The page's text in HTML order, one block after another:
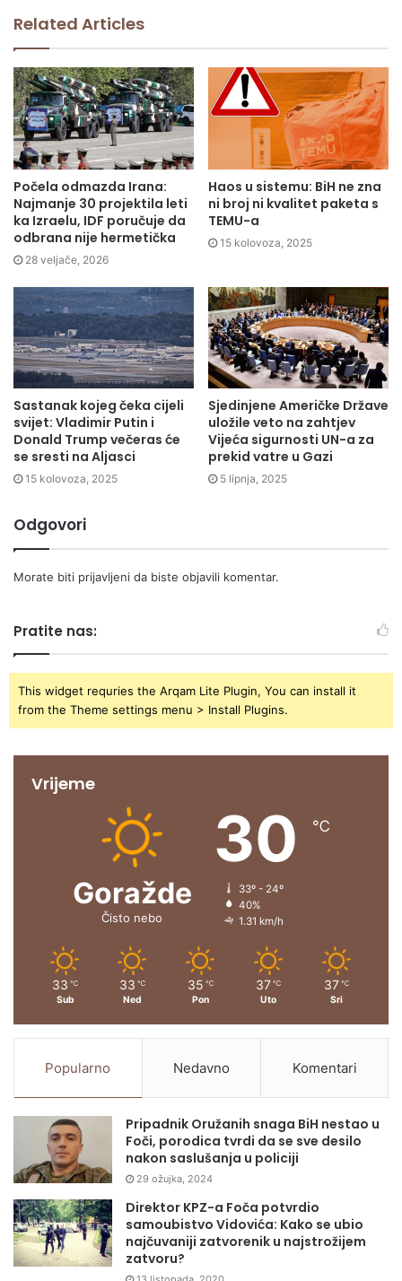
Related Articles
Počela odmazda Irana:
Najmanje 30 projektila leti
ka Izraelu, IDF poručuje da
odbrana nije hermetička
28 veljače, 2026
Haos u sistemu: BiH ne zna
ni broj ni kvalitet paketa s
TEMU-a
15 kolovoza, 2025
Sastanak kojeg čeka cijeli
svijet: Vladimir Putin i
Donald Trump večeras će
se sresti na Aljasci
15 kolovoza, 2025
Sjedinjene Američke Države
uložile veto na zahtjev
Vijeća sigurnosti UN-a za
prekid vatre u Gazi
5 lipnja, 2025
Odgovori
Morate biti prijavljeni da biste objavili komentar.
Pratite nas:
This widget requries the Arqam Lite Plugin, You can install it
from the Theme settings menu > Install Plugins.
Vrijeme
Goražde
Čisto nebo
30 ℃
33º - 24º
40%
1.31 km/h
33 ℃
Sub
33 ℃
Ned
35 ℃
Pon
37 ℃
Uto
37 ℃
Sri
Popularno Nedavno Komentari
Pripadnik Oružanih snaga BiH nestao u
Foči, porodica tvrdi da se sve desilo
nakon saslušanja u policiji
29 ožujka, 2024
Direktor KPZ-a Foča potvrdio
samoubistvo Vidovića: Kako se ubio
najčuvaniji zatvorenik u najstrožijem
zatvoru?